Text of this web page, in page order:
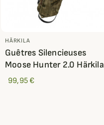
HÄRKILA
Guêtres Silencieuses
Moose Hunter 2.0 Härkila
99,95 €